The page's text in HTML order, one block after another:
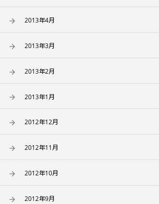
2013年4月
2013年3月
2013年2月
2013年1月
2012年12月
2012年11月
2012年10月
2012年9月